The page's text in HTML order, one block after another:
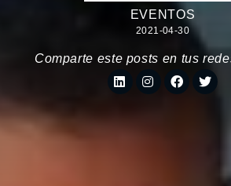
EVENTOS
2021-04-30
Comparte este posts en tus